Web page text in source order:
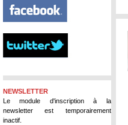
NEWSLETTER
Le module d'inscription à la
newsletter est temporairement
inactif.